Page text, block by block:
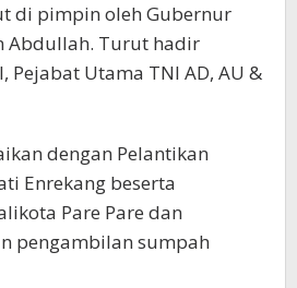
di pimpin oleh Gubernur
Abdullah. Turut hadir
Pejabat Utama TNI AD, AU &
dengan Pelantikan
Enrekang beserta
Pare Pare dan
pengambilan sumpah